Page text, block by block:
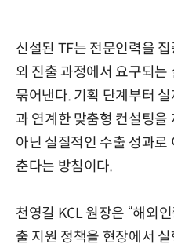
신설된 TF는 전문인력을
외 진출 과정에서 요구되
묶어낸다. 기획 단계부터
과 연계한 맞춤형 컨설팅을
아닌 실질적인 수출 성과로
춘다는 방침이다.
천영길 KCL 원장은 “해외
출 지원 정책을 현장에서